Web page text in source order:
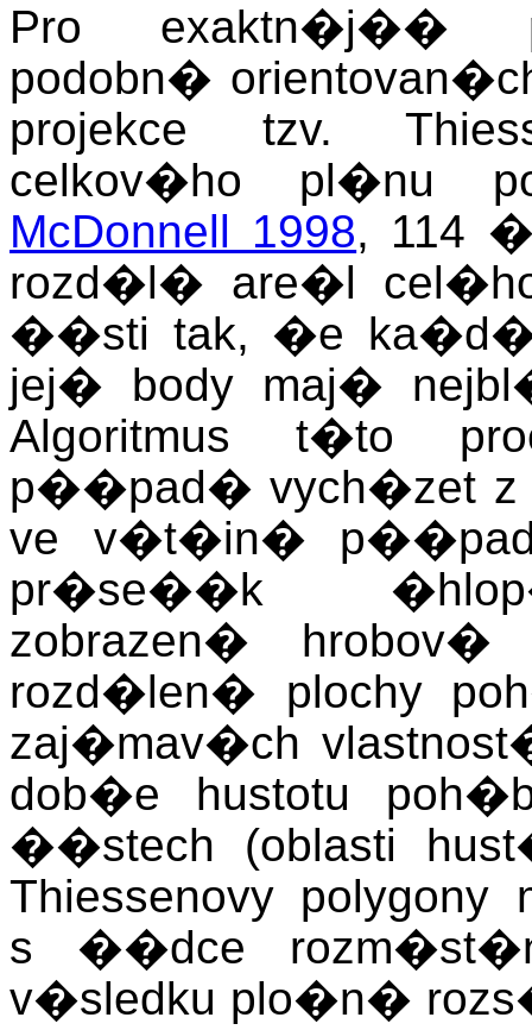
Pro exaktn�j��
podobn�
projekce tzv.
celkov�ho pl�nu
McDonnell 1998, 114 �
rozd�l� are�l
��sti tak, �e
jej� body maj�
Algoritmus t�to
p��pad� vych�zet z
ve v�t�in�
pr�se��k
zobrazen�
rozd�len� plochy
zaj�mav�ch
dob�e hustotu
��stech (oblasti
Thiessenovy
s ��dce
v�sledku plo�n�